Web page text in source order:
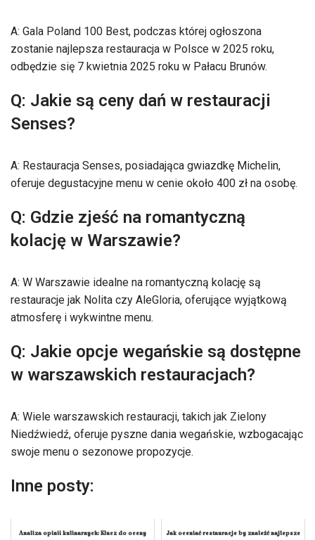
A: Gala Poland 100 Best, podczas której ogłoszona
zostanie najlepsza restauracja w Polsce w 2025 roku,
odbędzie się 7 kwietnia 2025 roku w Pałacu Brunów.
Q: Jakie są ceny dań w restauracji
Senses?
A: Restauracja Senses, posiadająca gwiazdkę Michelin,
oferuje degustacyjne menu w cenie około 400 zł na osobę.
Q: Gdzie zjeść na romantyczną
kolację w Warszawie?
A: W Warszawie idealne na romantyczną kolację są
restauracje jak Nolita czy AleGloria, oferujące wyjątkową
atmosferę i wykwintne menu.
Q: Jakie opcje wegańskie są dostępne
w warszawskich restauracjach?
A: Wiele warszawskich restauracji, takich jak Zielony
Niedźwiedź, oferuje pyszne dania wegańskie, wzbogacając
swoje menu o sezonowe propozycje.
Inne posty:
Analiza opinii kulinarnych: Klucz do oceny
Jak oceniać restauracje by znaleźć najlepsze